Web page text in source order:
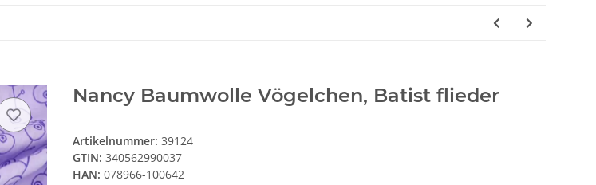
Nancy Baumwolle Vögelchen, Batist flieder
Artikelnummer: 39124
GTIN: 340562990037
HAN: 078966-100642